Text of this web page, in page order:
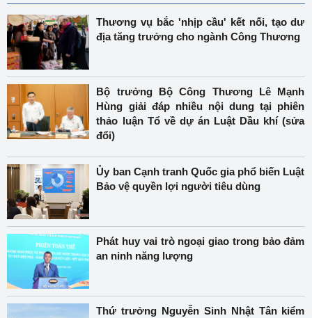
Thương vụ bắc 'nhịp cầu' kết nối, tạo dư
địa tăng trưởng cho ngành Công Thương
Bộ trưởng Bộ Công Thương Lê Mạnh
Hùng giải đáp nhiều nội dung tại phiên
thảo luận Tổ về dự án Luật Dầu khí (sửa
đổi)
Ủy ban Cạnh tranh Quốc gia phổ biến Luật
Bảo vệ quyền lợi người tiêu dùng
Phát huy vai trò ngoại giao trong bảo đảm
an ninh năng lượng
Thứ trưởng Nguyễn Sinh Nhật Tân kiểm